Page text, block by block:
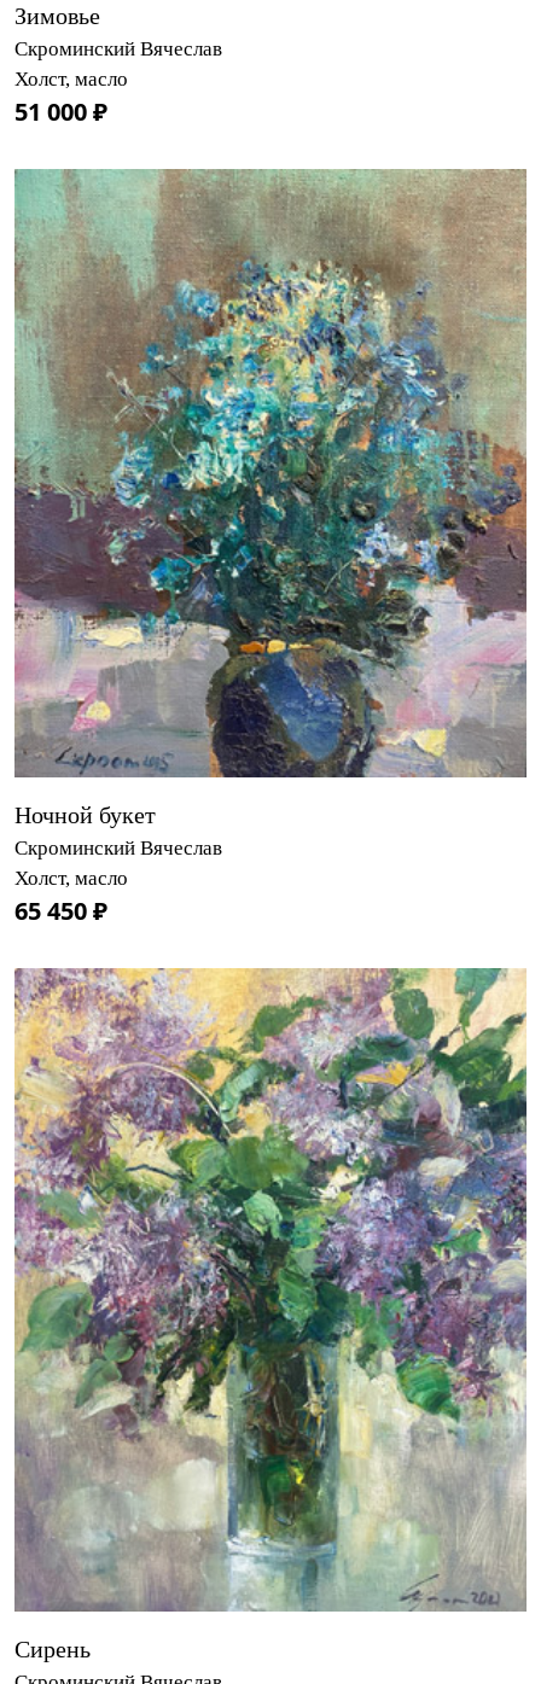
Зимовье
Скроминский Вячеслав
Холст, масло
51 000 ₽
Ночной букет
Скроминский Вячеслав
Холст, масло
65 450 ₽
Сирень